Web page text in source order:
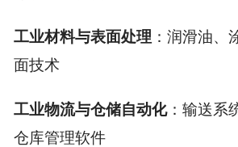
工业材料与表面处理 ：润滑油、
面技术
工业物流与仓储自动化：输送系
仓库管理软件